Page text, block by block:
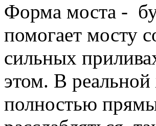
Форма моста -
помогает мосту
сильных
этом. В
полностью